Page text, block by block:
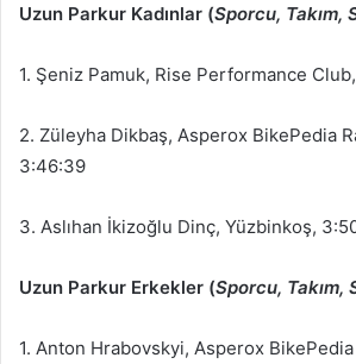
Uzun Parkur Kadınlar (Sporcu, Takım,
1. Şeniz Pamuk, Rise Performance
2. Züleyha Dikbaş, Asperox BikePedia
3:46:39
3. Aslıhan İkizoğlu Dinç, Yüzbinkoş,
Uzun Parkur Erkekler (Sporcu, Takım,
1. Anton Hrabovskyi, Asperox